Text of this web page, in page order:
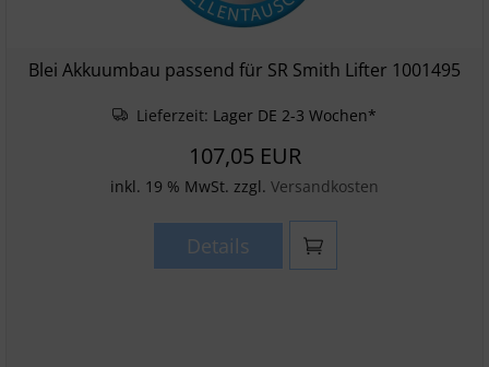
Blei Akkuumbau passend für SR Smith Lifter 1001495
Lieferzeit: Lager DE 2-3 Wochen*
107,05 EUR
inkl. 19 % MwSt. zzgl. Versandkosten
Details